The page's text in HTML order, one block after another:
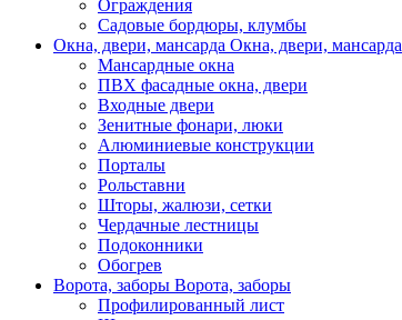
Ограждения
Садовые бордюры, клумбы
Окна, двери, мансарда Окна, двери, мансарда
Мансардные окна
ПВХ фасадные окна, двери
Входные двери
Зенитные фонари, люки
Алюминиевые конструкции
Порталы
Рольставни
Шторы, жалюзи, сетки
Чердачные лестницы
Подоконники
Обогрев
Ворота, заборы Ворота, заборы
Профилированный лист